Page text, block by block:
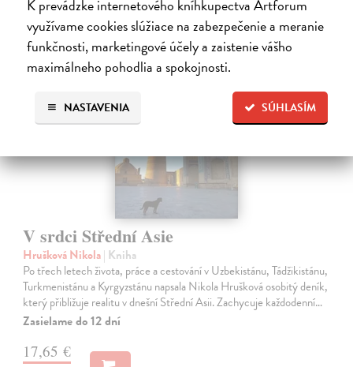
K prevádzke internetového kníhkupectva Artforum
využívame cookies slúžiace na zabezpečenie a meranie
funkčnosti, marketingové účely a zaistenie vášho
maximálneho pohodlia a spokojnosti.
SÚHLASÍM
NASTAVENIA
V srdci Střední Asie
Hrušková Nikola| Kniha
Po třech letech života, práce a cestování v Uzbekistánu, Tádžikistánu,
Turkmenistánu a Kyrgyzstánu napsala Nikola Hrušková osobitý deník,
který přibližuje realitu v dnešní Střední Asii. Zachycuje každodenní…
Zasielame do 12 dní
17,65 €